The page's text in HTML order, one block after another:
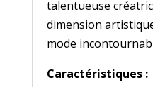
talentueuse
dimension
mode
Caractéristiques :